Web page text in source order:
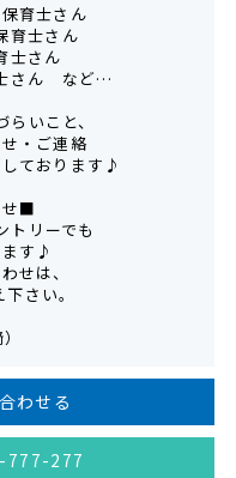
育士さん
育士さん
士さん
さん など…
いこと、
・ご連絡
ております♪
せ■
トリーでも
す♪
せは、
さい。
わせる
777-277